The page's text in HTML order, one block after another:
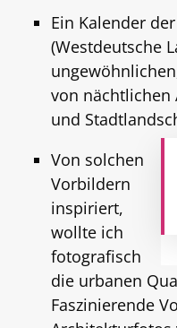
Ein Kalender
(Westdeutsche
von nächtlichen
und
Von solchen
Vorbildern
inspiriert,
wollte ich
fotografisch
die urbanen
Faszinierende